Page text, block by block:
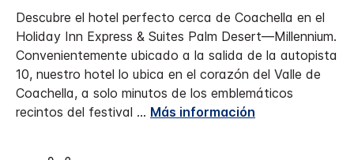
Descubre el hotel perfecto cerca de Coachella en el
Holiday Inn Express & Suites Palm Desert—Millennium.
Convenientemente ubicado a la salida de la autopista
10, nuestro hotel lo ubica en el corazón del Valle de
Coachella, a solo minutos de los emblemáticos
recintos del festival ... Más información